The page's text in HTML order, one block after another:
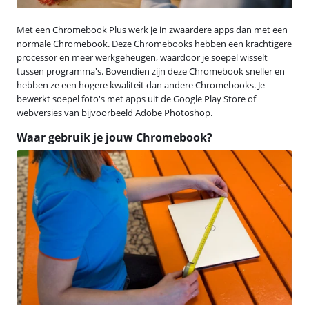
Met een Chromebook Plus werk je in zwaardere apps dan met een
normale Chromebook. Deze Chromebooks hebben een krachtigere
processor en meer werkgeheugen, waardoor je soepel wisselt
tussen programma's. Bovendien zijn deze Chromebook sneller en
hebben ze een hogere kwaliteit dan andere Chromebooks. Je
bewerkt soepel foto's met apps uit de Google Play Store of
webversies van bijvoorbeeld Adobe Photoshop.
Waar gebruik je jouw Chromebook?